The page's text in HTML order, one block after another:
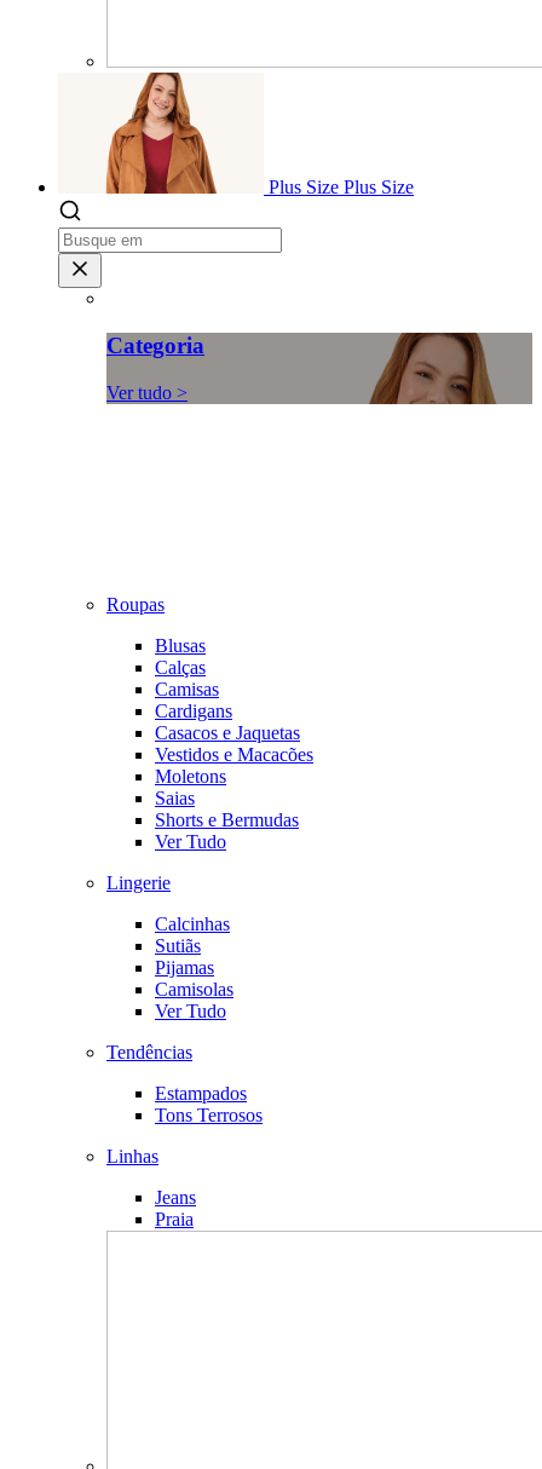
Plus Size Plus Size
Categoria
Ver tudo >
Roupas
Blusas
Calças
Camisas
Cardigans
Casacos e Jaquetas
Vestidos e Macacões
Moletons
Saias
Shorts e Bermudas
Ver Tudo
Lingerie
Calcinhas
Sutiãs
Pijamas
Camisolas
Ver Tudo
Tendências
Estampados
Tons Terrosos
Linhas
Jeans
Praia